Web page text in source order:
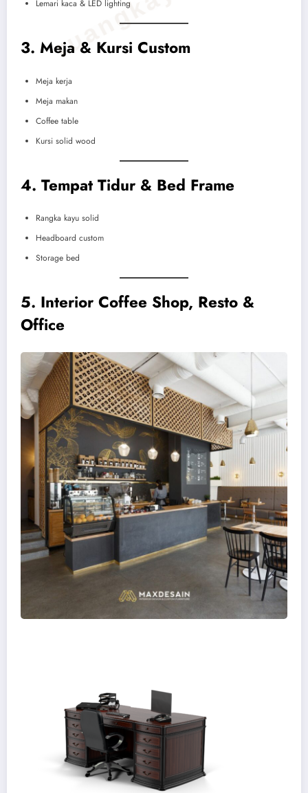
Lemari kaca & LED lighting
3. Meja & Kursi Custom
Meja kerja
Meja makan
Coffee table
Kursi solid wood
4. Tempat Tidur & Bed Frame
Rangka kayu solid
Headboard custom
Storage bed
5. Interior Coffee Shop, Resto &
Office